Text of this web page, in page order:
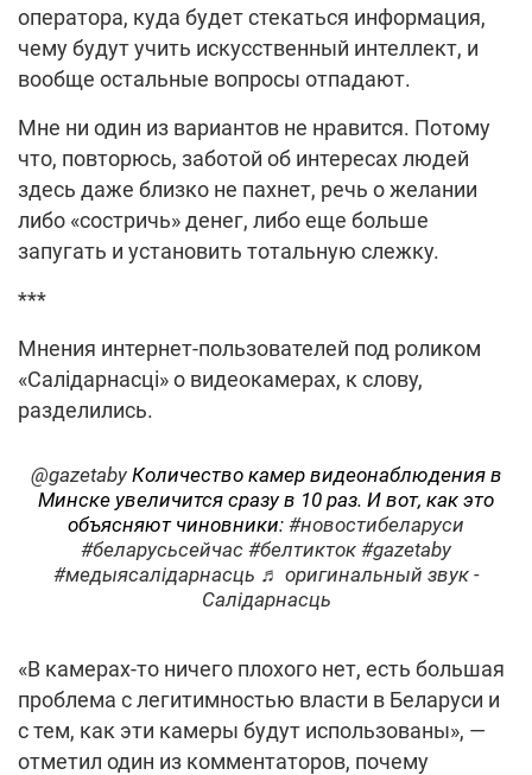
оператора, куда будет стекаться информация,
чему будут учить искусственный интеллект, и
вообще остальные вопросы отпадают.
Мне ни один из вариантов не нравится. Потому
что, повторюсь, заботой об интересах людей
здесь даже близко не пахнет, речь о желании
либо «состричь» денег, либо еще больше
запугать и установить тотальную слежку.
***
Мнения интернет-пользователей под роликом
«Салідарнасці» о видеокамерах, к слову,
разделились.
@gazetabyКоличество камер видеонаблюдения в
Минске увеличится сразу в 10 раз. И вот, как это
объясняют чиновники: #новостибеларуси
#беларусьсейчас #белтикток #gazetaby
#медыясалідарнасць ♬ оригинальный звук -
Салідарнасць
«В камерах-то ничего плохого нет, есть большая
проблема с легитимностью власти в Беларуси и
с тем, как эти камеры будут использованы», —
отметил один из комментаторов, почему